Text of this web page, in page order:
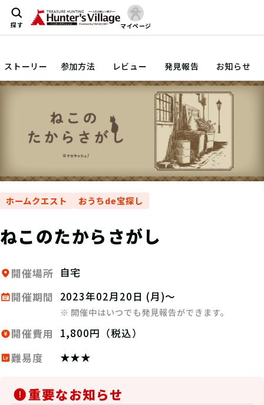
探す マイページ
ストーリー 参加方法 レビュー 発見報告 お知らせ
ホームクエスト おうちde宝探し
ねこのたからさがし
開催場所 自宅
開催期間
2023年02月20日 (月)～
※ 開催中はいつでも発見報告ができます。
開催費用
1,800円（税込）
難易度
★★★
重要なお知らせ